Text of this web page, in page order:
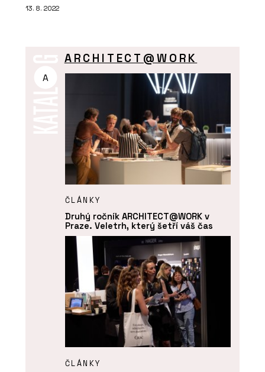
13. 8. 2022
A
ARCHITECT@WORK
ČLÁNKY
Druhý ročník ARCHITECT@WORK v
Praze. Veletrh, který šetří váš čas
ČLÁNKY